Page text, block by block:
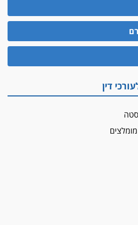
אופנוע השטח שלו
את ברק לסינוואר ואת
השעיה לצמיתות של
7 באוקטובר
בהונאת עשרות לקוחות,
דין